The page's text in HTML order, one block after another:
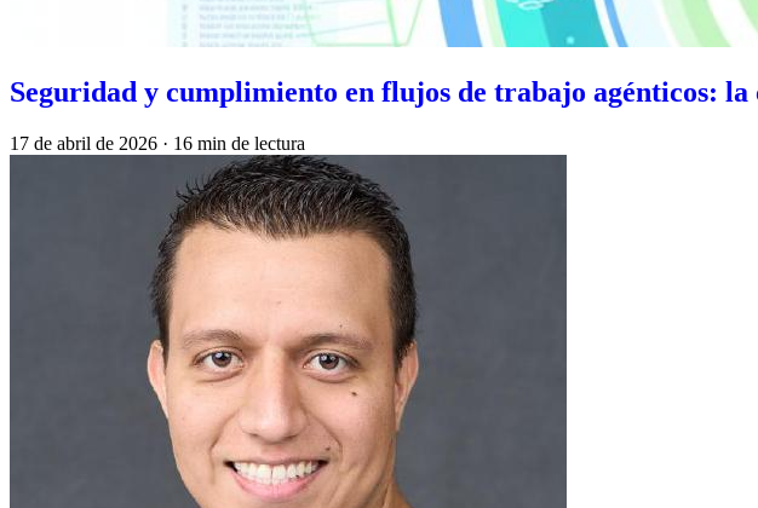
Seguridad y cumplimiento en flujos de trabajo agénticos: la
17 de abril de 2026 · 16 min de lectura